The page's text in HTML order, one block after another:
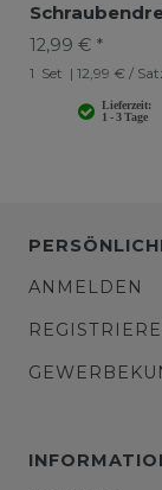
12,99 € *
1 Set | 12,99 € /
ANMELDEN